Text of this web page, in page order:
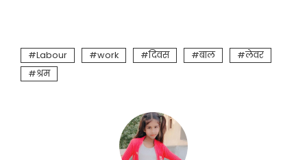
Labour work दिवस बाल
लेवर
श्रम